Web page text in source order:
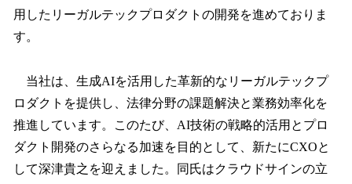
用したリーガルテックプロダクトの開発を進めておりま
す。
当社は、生成AIを活用した革新的なリーガルテックプ
ロダクトを提供し、法律分野の課題解決と業務効率化を
推進しています。このたび、AI技術の戦略的活用とプロ
ダクト開発のさらなる加速を目的として、新たにCXOと
して深津貴之を迎えました。同氏はクラウドサインの立